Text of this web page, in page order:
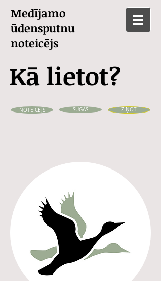
Medījamo
ūdensputnu
noteicējs
Kā lietot?
NOTEICĒJS SUGAS ZIŅOT